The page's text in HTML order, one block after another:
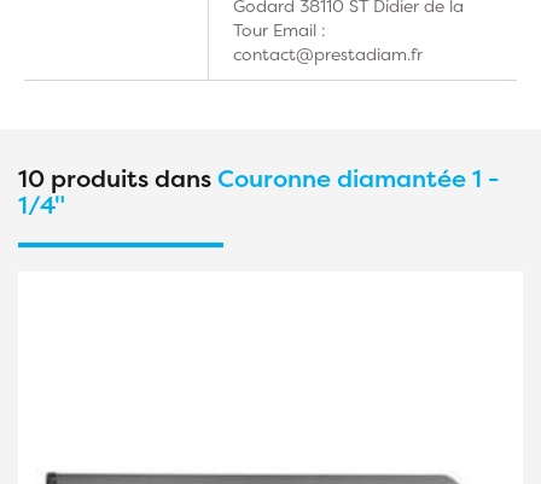
Godard 38110 ST Didier de la
Tour Email :
contact@prestadiam.fr
10 produits dansCouronne diamantée 1 -
1/4"